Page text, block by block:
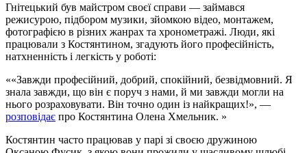
Гнітецький був майстром своєї справи — займався
режисурою, підбором музики, зйомкою відео, монтажем,
фотографією в різних жанрах та хронометражі. Люди, які
працювали з Костянтином, згадують його професійність,
натхненність і легкість у роботі:
«Завжди професійний, добрий, спокійний, безвідмовний. Я
знала завжди, що він є поруч з нами, й ми завжди могли на
нього розраховувати. Він точно один із найкращих!», —
розповідає про Костянтина Олена Хмельник.
Костянтин часто працював у парі зі своєю дружиною